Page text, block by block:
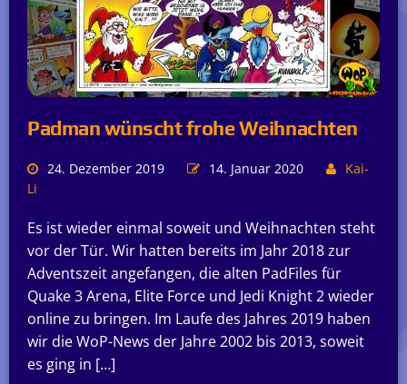
Padman wünscht frohe Weihnachten
24. Dezember 2019 14. Januar 2020
Kai-
Li
Es ist wieder einmal soweit und Weihnachten steht
vor der Tür. Wir hatten bereits im Jahr 2018 zur
Adventszeit angefangen, die alten PadFiles für
Quake 3 Arena, Elite Force und Jedi Knight 2 wieder
online zu bringen. Im Laufe des Jahres 2019 haben
wir die WoP-News der Jahre 2002 bis 2013, soweit
es ging in […]